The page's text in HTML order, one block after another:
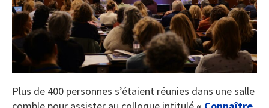
Plus de 400 personnes s’étaient réunies dans une salle